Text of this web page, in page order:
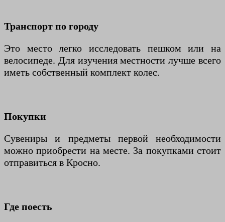
Транспорт по городу
Это место легко исследовать пешком или на
велосипеде. Для изучения местности лучше всего
иметь собственный комплект колес.
Покупки
Сувениры и предметы первой необходимости
можно приобрести на месте. За покупками стоит
отправиться в Кросно.
Где поесть